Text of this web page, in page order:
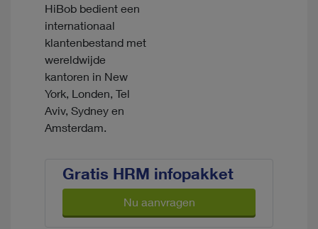
HiBob bedient een
internationaal
klantenbestand met
wereldwijde
kantoren in New
York, Londen, Tel
Aviv, Sydney en
Amsterdam.
Gratis HRM infopakket
Nu aanvragen